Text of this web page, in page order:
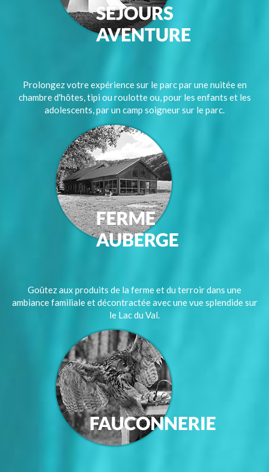
Prolongez votre expérience sur le parc par une nuitée en
chambre d'hôtes, tipi ou roulotte ou, pour les enfants et les
adolescents, par un camp soigneur sur le parc.
Goûtez aux produits de la ferme et du terroir dans une
ambiance familiale et décontractée avec une vue splendide sur
le Lac du Val.